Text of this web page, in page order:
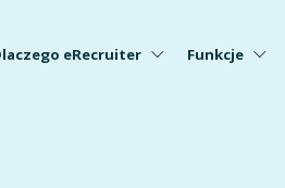
eRecruiter Funkcje